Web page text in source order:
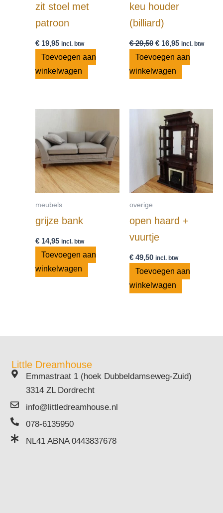
zit stoel met
patroon
€ 19,95 incl. btw
Toevoegen aan
winkelwagen
keu houder
(billiard)
€29,50 €16,95 incl. btw
Toevoegen aan
winkelwagen
meubels
grijze bank
€ 14,95 incl. btw
Toevoegen aan
winkelwagen
overige
open haard +
vuurtje
€49,50 incl. btw
Toevoegen aan
winkelwagen
Little Dreamhouse
Emmastraat 1 (hoek Dubbeldamseweg-Zuid)
3314 ZL Dordrecht
info@littledreamhouse.nl
078-6135950
NL41 ABNA 0443837678